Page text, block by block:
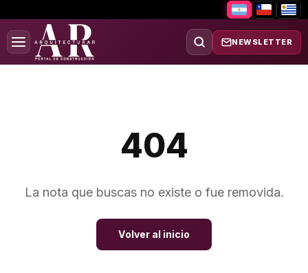
NEWSLETTER
404
La nota que buscas no existe o fue removida.
Volver al inicio